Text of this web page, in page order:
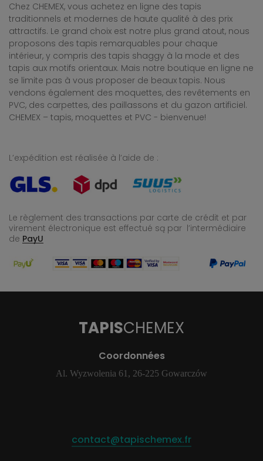
Chez CHEMEX, vous achetez en ligne des tapis
traditionnels et modernes de haute qualité à des prix
attractifs. Le grand choix est notre plus grand atout, nous
proposons des tapis remarquables pour chaque
intérieur, y compris des tapis shaggy à la mode et des
tapis aux motifs orientaux. Mais notre boutique en ligne ne
se limite pas à vous proposer de beaux tapis. Nous
vendons également des moquettes, des revêtements en
PVC, des carpettes, des paillassons et du gazon artificiel.
CHEMEX – tapis, moquettes et PVC - bienvenue!
L’expédition est réalisée à l’aide de :
Le règlement des transactions par carte de crédit et par
virement électronique est effectué są par l’intermédiaire
de PayU
TAPISCHEMEX
Coordonnées
Al. Wyzwolenia 61, 26-225 Gowarczów
contact@tapischemex.fr